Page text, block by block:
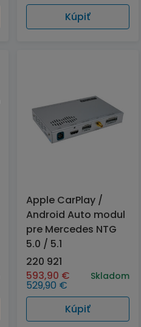
Kúpiť
Apple CarPlay /
Android Auto modul
pre Mercedes NTG
5.0 / 5.1
220 921
593,90 €
529,90 €
Skladom
Kúpiť